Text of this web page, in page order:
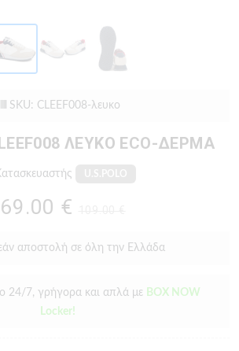
SKU: CLEEF008-λευκο
ΛΕΥΚΟ ECO-ΔΕΡΜΑ
69.00 €
αποστολή σε όλη την Ελλάδα
24/7, γρήγορα και απλά με BOX NOW
Locker!